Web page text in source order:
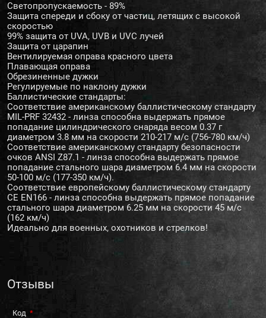
Светопропускаемость - 89%
Защита спереди и сбоку от частиц, летящих с высокой
скоростью
99% защита от UVA, UVB и UVC лучей
Защита от царапин
Вентилируемая оправа красного цвета
Плавающая оправа
Обрезиненные дужки
Регулируемые по наклону дужки
Баллистические стандарты:
Соответствие американскому баллистическому стандарту
MIL-PRF 32432 - линза способна выдержать прямое
попадание цилиндрического снаряда весом 0.37 г
диаметром 3.8 мм на скорости 210-217 м/с (756-780 км/ч)
Соответствие американскому стандарту безопасности
очков ANSI Z87.1 - линза способна выдержать прямое
попадание стального шара диаметром 6.4 мм на скорости
50-100 м/с (177-350 км/ч).
Соответствие европейскому баллистическому стандарту
CE EN166 - линза способна выдержать прямое попадание
стального шара диаметром 6.25 мм на скорости 45 м/с
(162 км/ч)
Идеально для военных, охотников и стрелков!
Отзывы
Код